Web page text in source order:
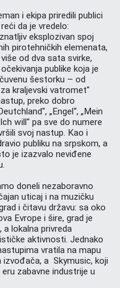
i ekipa priredili publici
da je vredelo:
eksplozivan spoj
pirotehničkih elemenata,
od dva sata svirke,
publike koja je
šestorku – od
kraljevski vatromet"
preko dobro
„Engel“, „Mein
will" pa sve do numere
svoj nastup. Kao i
publiku na srpskom, a
je izazvalo neviđene
doneli nezaboravno
uticaj i na muzičku
i čitavu državu: sa oko
Evrope i šire, grad je
lokalna privreda
aktivnosti. Jednako
vratila na mapu
a Skymusic, koji
zabavne industrije u